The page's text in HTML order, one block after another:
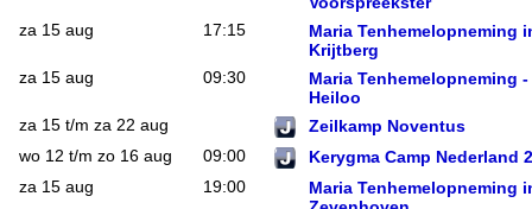
za 15 aug 17:15
Maria Tenhemelopneming
Krijtberg
za 15 aug 09:30
Maria Tenhemelopneming -
Heiloo
za 15 t/m za 22 aug Zeilkamp Noventus
wo 12 t/m zo 16 aug 09:00 Kerygma Camp Nederland
za 15 aug 19:00
Maria Tenhemelopneming